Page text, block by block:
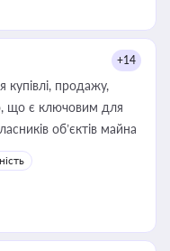
+14
купівлі, продажу,
що є ключовим для
об’єктів майна